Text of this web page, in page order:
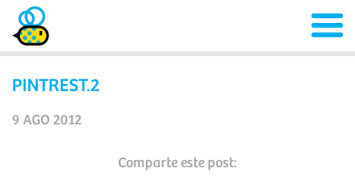
PINTREST.2
9 AGO 2012
Comparte este post: